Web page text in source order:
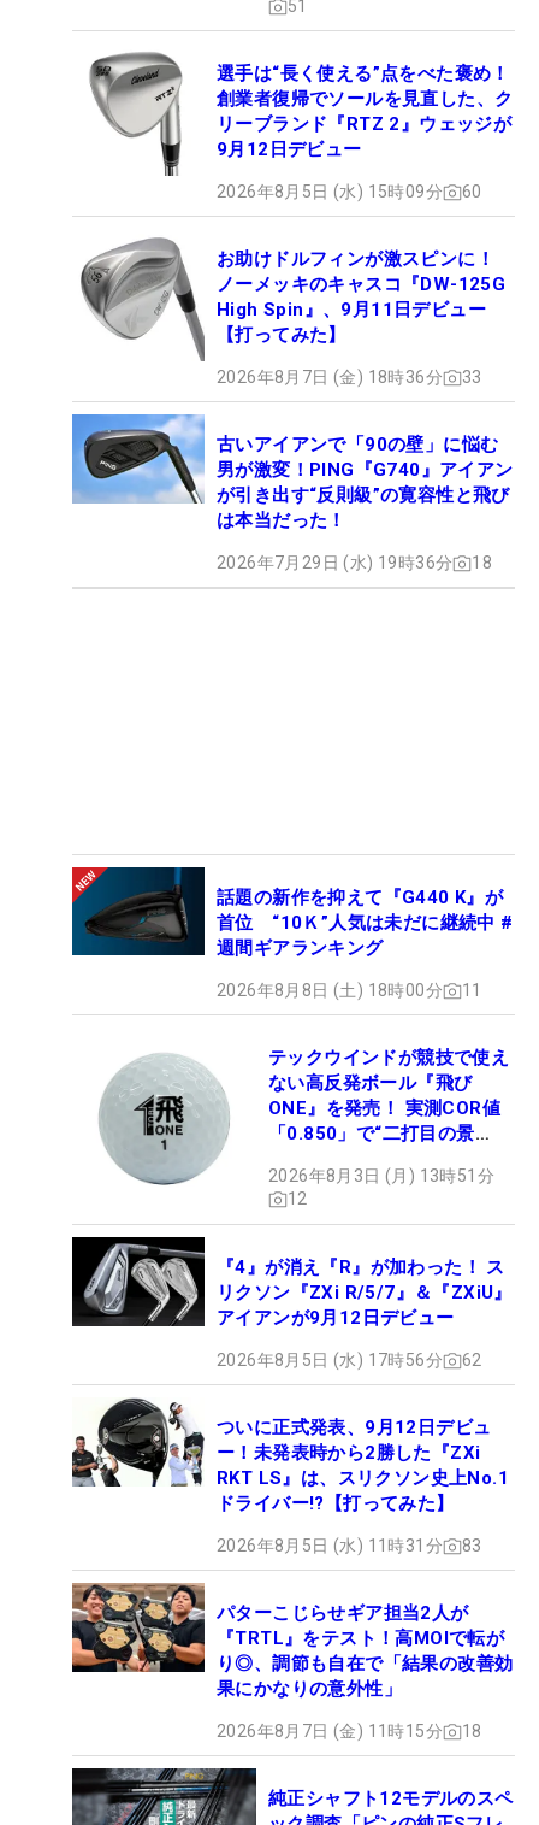
51
選手は“長く使える”点をべた褒め！
創業者復帰でソールを見直した、ク
リーブランド『RTZ 2』ウェッジが
9月12日デビュー
2026年8月5日 (水) 15時09分 60
お助けドルフィンが激スピンに！
ノーメッキのキャスコ『DW-125G
High Spin』、9月11日デビュー
【打ってみた】
2026年8月7日 (金) 18時36分 33
古いアイアンで「90の壁」に悩む
男が激変！PING『G740』アイアン
が引き出す“反則級”の寛容性と飛び
は本当だった！
2026年7月29日 (水) 19時36分 18
話題の新作を抑えて『G440 K』が
首位 “10Ｋ”人気は未だに継続中 #
週間ギアランキング
2026年8月8日 (土) 18時00分 11
テックウインドが競技で使え
ない高反発ボール『飛び
ONE』を発売！ 実測COR値
「0.850」で“二打目の景
2026年8月3日 (月) 13時51分
12
『4』が消え『R』が加わった！ ス
リクソン『ZXi R/5/7』＆『ZXiU』
アイアンが9月12日デビュー
2026年8月5日 (水) 17時56分 62
ついに正式発表、9月12日デビュ
ー！未発表時から2勝した『ZXi
RKT LS』は、スリクソン史上No.1
ドライバー!?【打ってみた】
2026年8月5日 (水) 11時31分 83
パターこじらせギア担当2人が
『TRTL』をテスト！高MOIで転が
り◎、調節も自在で「結果の改善効
果にかなりの意外性」
2026年8月7日 (金) 11時15分 18
純正シャフト12モデルのスペ